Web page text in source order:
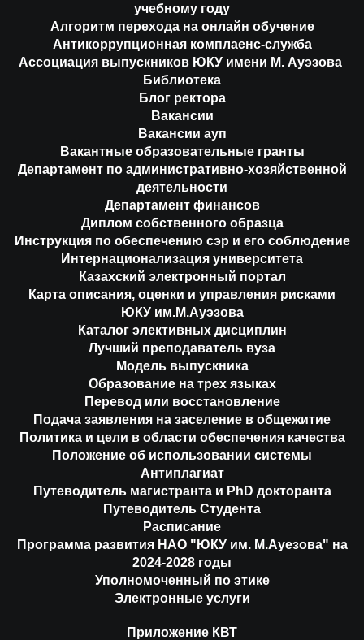
учебному году
Алгоритм перехода на онлайн обучение
Антикоррупционная комплаенс-служба
Ассоциация выпускников ЮКУ имени М. Ауэзова
Библиотека
Блог ректора
Вакансии
Вакансии ауп
Вакантные образовательные гранты
Департамент по административно-хозяйственной
деятельности
Департамент финансов
Диплом собственного образца
Инструкция по обеспечению сэр и его соблюдение
Интернационализация университета
Казахский электронный портал
Карта описания, оценки и управления рисками
ЮКУ им.М.Ауэзова
Каталог элективных дисциплин
Лучший преподаватель вуза
Модель выпускника
Образование на трех языках
Перевод или восстановление
Подача заявления на заселение в общежитие
Политика и цели в области обеспечения качества
Положение об использовании системы
Антиплагиат
Путеводитель магистранта и PhD докторанта
Путеводитель Студента
Расписание
Программа развития НАО "ЮКУ им. М.Ауезова" на
2024-2028 годы
Уполномоченный по этике
Электронные услуги
Приложение КВТ